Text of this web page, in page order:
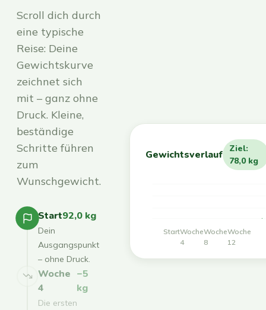
Scroll dich durch
eine typische
Reise: Deine
Gewichtskurve
zeichnet sich
mit – ganz ohne
Druck. Kleine,
beständige
Schritte führen
zum
Wunschgewicht.
Start92,0 kg
Dein
Ausgangspunkt
– ohne Druck.
Woche
4
−5
kg
Die ersten
Gewichtsverlauf
Ziel:
78,0 kg
StartWoche
4
Woche
8
Woche
12